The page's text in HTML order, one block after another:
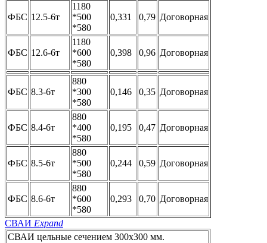
ФБС 12.5-6т
1180
*500
*580
0,331 0,79 Договорная
ФБС 12.6-6т
1180
*600
*580
0,398 0,96 Договорная
ФБС 8.3-6т
880
*300
*580
0,146 0,35 Договорная
ФБС 8.4-6т
880
*400
*580
0,195 0,47 Договорная
ФБС 8.5-6т
880
*500
*580
0,244 0,59 Договорная
ФБС 8.6-6т
880
*600
*580
0,293 0,70 Договорная
СВАИ Expand
СВАИ цельные сечением 300x300 мм.